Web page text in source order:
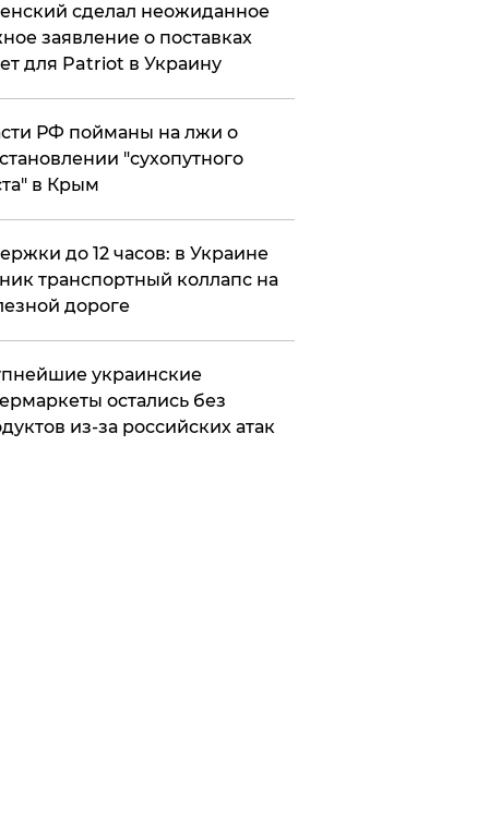
сделал неожиданное
заявление о поставках
для Patriot в Украину
РФ пойманы на лжи о
"сухопутного
в Крым
до 12 часов: в Украине
транспортный коллапс на
дороге
украинские
остались без
из-за российских атак